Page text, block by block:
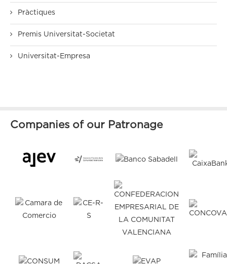
Pràctiques
Premis Universitat-Societat
Universitat-Empresa
Companies of our Patronage